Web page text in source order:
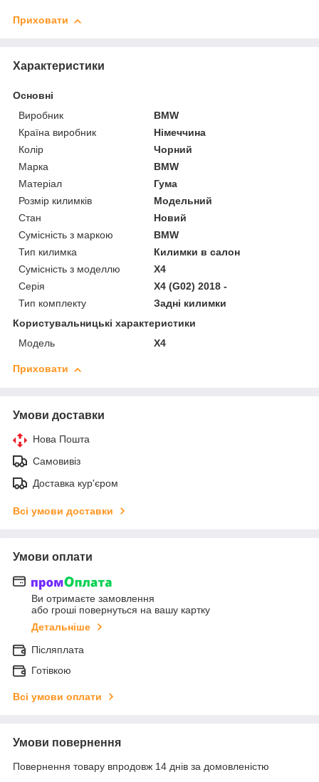
Приховати
Характеристики
Основні
Виробник
BMW
Країна виробник
Німеччина
Колір
Чорний
Марка
BMW
Матеріал
Гума
Розмір килимків
Модельний
Стан
Новий
Сумісність з маркою
BMW
Тип килимка
Килимки в салон
Сумісність з моделлю
X4
Серія
X4 (G02) 2018 -
Тип комплекту
Задні килимки
Користувальницькі характеристики
Мoдель
X4
Приховати
Умови доставки
Нова Пошта
Самовивіз
Доставка кур'єром
Всі умови доставки
Умови оплати
Ви отримаєте замовлення
або гроші повернуться на вашу картку
Детальніше
Післяплата
Готівкою
Всі умови оплати
Умови повернення
Повернення товару впродовж 14 днів за домовленістю